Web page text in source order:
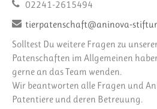
02241-2615494
tierpatenschaft@aninova-
Solltest Du weitere Fragen zu
Patenschaften im Allgemeinen
gerne an das Team wenden.
Wir beantworten alle Fragen und
Patentiere und deren Betreuung.